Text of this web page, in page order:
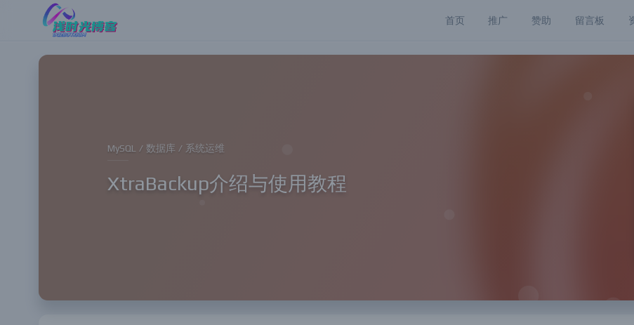
首页 推广 赞助 留言板
MySQL / 数据库 / 系统运维
XtraBackup介绍与使用教程